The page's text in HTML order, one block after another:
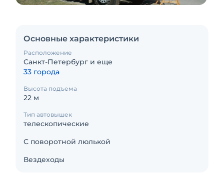
Основные характеристики
Расположение
Санкт-Петербург и еще
33 города
Высота подъема
22 м
Тип автовышек
телескопические
С поворотной люлькой
Вездеходы